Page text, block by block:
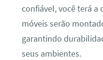
confiável, você terá a
móveis serão
garantindo
seus ambientes.